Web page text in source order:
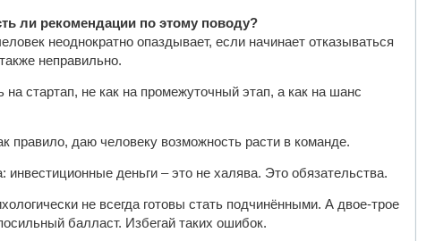
ли рекомендации по этому поводу?
неоднократно опаздывает, если начинает отказываться
неправильно.
на стартап, не как на промежуточный этап, а как на шанс
даю человеку возможность расти в команде.
деньги – это не халява. Это обязательства.
не всегда готовы стать подчинёнными. А двое-трое
балласт. Избегай таких ошибок.